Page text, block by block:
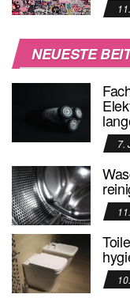
NEUESTE
7.